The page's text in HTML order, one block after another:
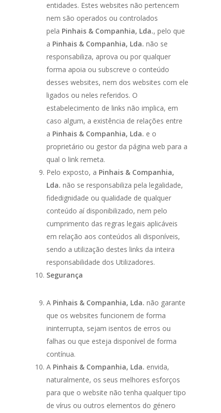
entidades. Estes websites não pertencem
nem são operados ou controlados
pela Pinhais & Companhia, Lda., pelo que
a Pinhais & Companhia, Lda. não se
responsabiliza, aprova ou por qualquer
forma apoia ou subscreve o conteúdo
desses websites, nem dos websites com ele
ligados ou neles referidos. O
estabelecimento de links não implica, em
caso algum, a existência de relações entre
a Pinhais & Companhia, Lda. e o
proprietário ou gestor da página web para a
qual o link remeta.
Pelo exposto, a Pinhais & Companhia,
Lda. não se responsabiliza pela legalidade,
fidedignidade ou qualidade de qualquer
conteúdo aí disponibilizado, nem pelo
cumprimento das regras legais aplicáveis
em relação aos conteúdos ali disponíveis,
sendo a utilização destes links da inteira
responsabilidade dos Utilizadores.
Segurança
A Pinhais & Companhia, Lda. não garante
que os websites funcionem de forma
ininterrupta, sejam isentos de erros ou
falhas ou que esteja disponível de forma
contínua.
A Pinhais & Companhia, Lda. envida,
naturalmente, os seus melhores esforços
para que o website não tenha qualquer tipo
de vírus ou outros elementos do género